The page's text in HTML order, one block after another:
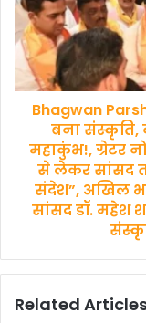
अब
नहीं
दिखेंगी
गुलामी
निशानियां,
अब
एयरपोर्ट
“परशुराम
जन्मोत्सव
बना
संस्कृति,
कविता
सामाजिक
एकता
महाकुंभ!,
ग्रेटर
उमड़ा
का
Bhagwan
बना संस्कृति,
महाकुंभ!, ग्रेटर
से लेकर सांसद
संदेश”, अखिल
सांसद डॉ. महेश
Related